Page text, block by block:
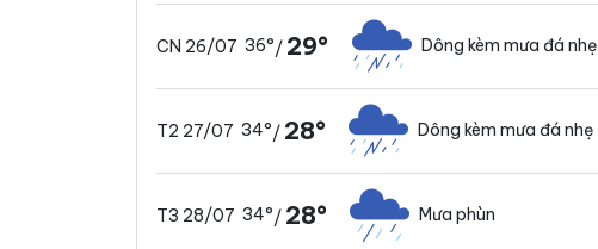
CN 26/07 36°/ 29° Dông kèm mưa đá nhẹ
T2 27/07 34°/ 28° Dông kèm mưa đá nhẹ
T3 28/07 34°/ 28° Mưa phùn